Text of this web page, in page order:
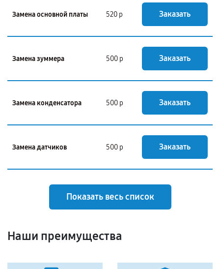
Замена основной платы 520 р Заказать
Замена зуммера 500 р Заказать
Замена конденсатора 500 р Заказать
Замена датчиков 500 р Заказать
Показать весь список
Наши преимущества